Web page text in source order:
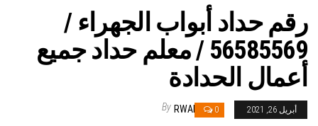
رقم حداد أبواب الجهراء /
56585569 / معلم حداد جميع
أعمال الحدادة
أبريل 26, 2021 0
By RWAN